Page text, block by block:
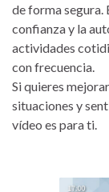
de forma segura.
confianza y la
actividades
con frecuencia.
Si quieres
situaciones y
vídeo es para ti.